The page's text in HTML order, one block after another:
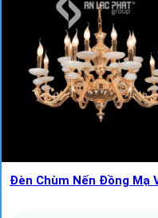
Đèn Chùm Nến Đồng Mạ